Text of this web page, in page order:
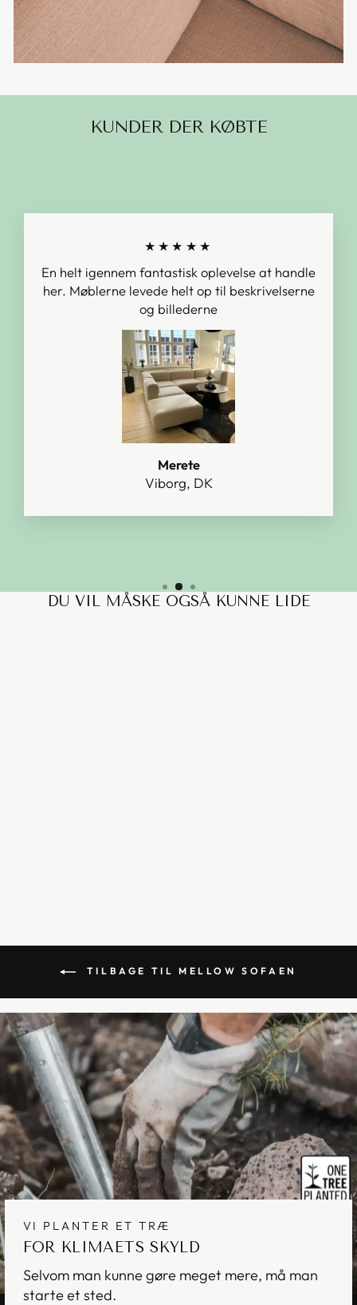
KUNDER DER KØBTE
★★★★★
En helt igennem fantastisk oplevelse at handle
her. Møblerne levede helt op til beskrivelserne
og billederne
Merete
Viborg, DK
DU VIL MÅSKE OGSÅ KUNNE LIDE
TILBAGE TIL MELLOW SOFAEN
VI PLANTER ET TRÆ
FOR KLIMAETS SKYLD
Selvom man kunne gøre meget mere, må man
starte et sted.